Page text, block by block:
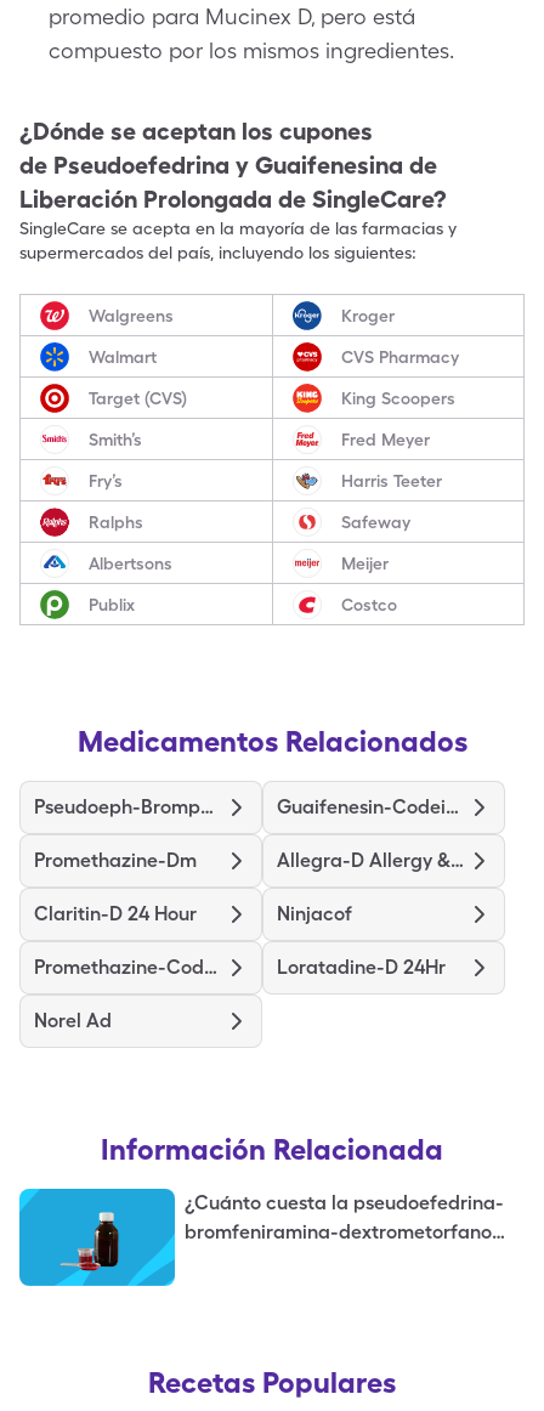
promedio para Mucinex D, pero está
compuesto por los mismos ingredientes.
¿Dónde se aceptan los cupones
de Pseudoefedrina y Guaifenesina de
Liberación Prolongada de SingleCare?
SingleCare se acepta en la mayoría de las farmacias y
supermercados del país, incluyendo los siguientes:
Walgreens Kroger
Walmart CVS Pharmacy
Target (CVS) King Scoopers
Smith’s Fred Meyer
Fry’s Harris Teeter
Ralphs Safeway
Albertsons Meijer
Publix Costco
Medicamentos Relacionados
Pseudoeph-Bromphen-Dm Guaifenesin-Codeine
Promethazine-Dm Allegra-D Allergy & Congestion
Claritin-D 24 Hour Ninjacof
Promethazine-Codeine Loratadine-D 24Hr
Norel Ad
Información Relacionada
¿Cuánto cuesta la pseudoefedrina-
bromfeniramina-dextrometorfano
Recetas Populares